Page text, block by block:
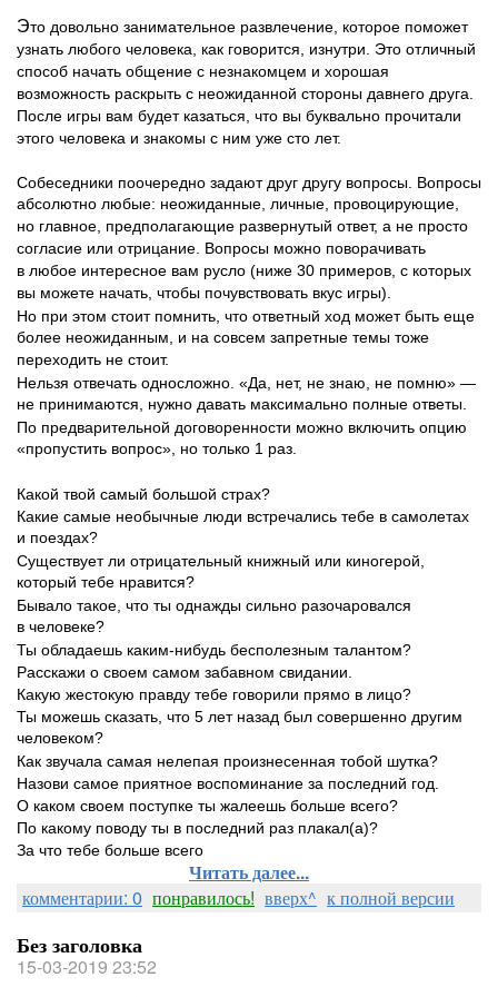
Это довольно занимательное развлечение, которое поможет
узнать любого человека, как говорится, изнутри. Это отличный
способ начать общение с незнакомцем и хорошая
возможность раскрыть с неожиданной стороны давнего друга.
После игры вам будет казаться, что вы буквально прочитали
этого человека и знакомы с ним уже сто лет.
Собеседники поочередно задают друг другу вопросы. Вопросы
абсолютно любые: неожиданные, личные, провоцирующие,
но главное, предполагающие развернутый ответ, а не просто
согласие или отрицание. Вопросы можно поворачивать
в любое интересное вам русло (ниже 30 примеров, с которых
вы можете начать, чтобы почувствовать вкус игры).
Но при этом стоит помнить, что ответный ход может быть еще
более неожиданным, и на совсем запретные темы тоже
переходить не стоит.
Нельзя отвечать односложно. «Да, нет, не знаю, не помню» —
не принимаются, нужно давать максимально полные ответы.
По предварительной договоренности можно включить опцию
«пропустить вопрос», но только 1 раз.
Какой твой самый большой страх?
Какие самые необычные люди встречались тебе в самолетах
и поездах?
Существует ли отрицательный книжный или киногерой,
который тебе нравится?
Бывало такое, что ты однажды сильно разочаровался
в человеке?
Ты обладаешь каким-нибудь бесполезным талантом?
Расскажи о своем самом забавном свидании.
Какую жестокую правду тебе говорили прямо в лицо?
Ты можешь сказать, что 5 лет назад был совершенно другим
человеком?
Как звучала самая нелепая произнесенная тобой шутка?
Назови самое приятное воспоминание за последний год.
О каком своем поступке ты жалеешь больше всего?
По какому поводу ты в последний раз плакал(а)?
За что тебе больше всего
Читать далее...
комментарии: 0 понравилось! вверх^ к полной версии
Без заголовка
15-03-2019 23:52